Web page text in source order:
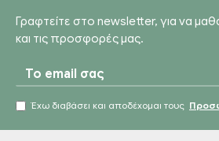
Γραφτείτε στο newsletter, για να
και τις προσφορές μας.
Έχω διαβάσει και αποδέχομαι τους